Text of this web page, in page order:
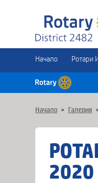
Начало Ротари
Начало > Галерия
2020